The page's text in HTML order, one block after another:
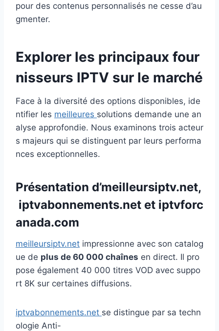
pour des contenus personnalisés ne cesse d’au
gmenter.
Explorer les principaux four
nisseurs IPTV sur le marché
Face à la diversité des options disponibles, ide
ntifier les meilleures solutions demande une an
alyse approfondie. Nous examinons trois acteur
s majeurs qui se distinguent par leurs performa
nces exceptionnelles.
Présentation d’meilleursiptv.net,
iptvabonnements.net et iptvforc
anada.com
meilleursiptv.net impressionne avec son catalog
ue de plus de 60 000 chaînes en direct. Il pro
pose également 40 000 titres VOD avec suppo
rt 8K sur certaines diffusions.
iptvabonnements.net se distingue par sa techn
ologie Anti-